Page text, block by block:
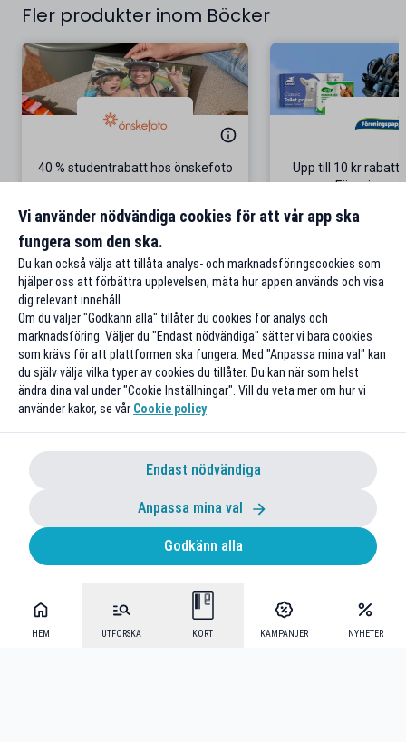
HEM UTFORSKA KORT KAMPANJER NYHETER
Fler produkter inom Böcker
40 % studentrabatt hos önskefoto
Till rabatten
Upp till 10 kr rabatt
Gäller på
Vi använder nödvändiga cookies för att vår app ska
fungera som den ska.
Du kan också välja att tillåta analys- och marknadsföringscookies som
hjälper oss att förbättra upplevelsen, mäta hur appen används och visa
dig relevant innehåll.
Om du väljer "Godkänn alla" tillåter du cookies för analys och
marknadsföring. Väljer du "Endast nödvändiga" sätter vi bara cookies
som krävs för att plattformen ska fungera. Med "Anpassa mina val" kan
du själv välja vilka typer av cookies du tillåter. Du kan när som helst
ändra dina val under "Cookie Inställningar". Vill du veta mer om hur vi
använder kakor, se vår Cookie policy
Endast nödvändiga
Anpassa mina val
Godkänn alla